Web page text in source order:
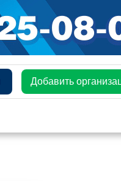
Добавить